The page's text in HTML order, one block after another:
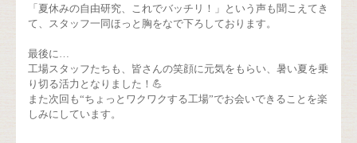
「夏休みの自由研究、これでバッチリ！」という声も聞こえてき
て、スタッフ一同ほっと胸をなで下ろしております。
最後に…
工場スタッフたちも、皆さんの笑顔に元気をもらい、暑い夏を乗
り切る活力となりました！💪
また次回も“ちょっとワクワクする工場”でお会いできることを楽
しみにしています。